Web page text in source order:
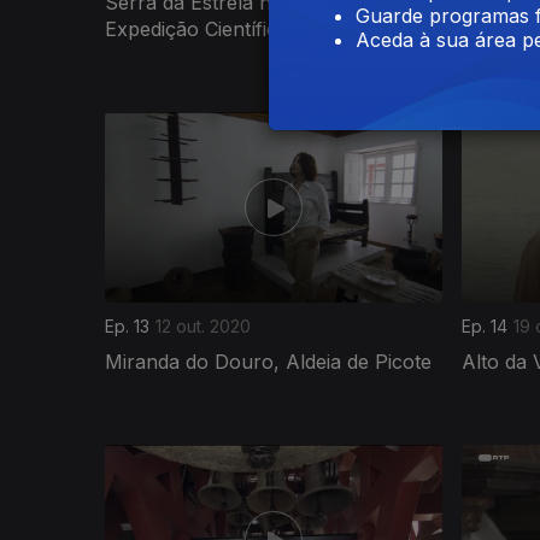
Expedição Científica de 1881
Ep. 13 12 out. 2020
Miranda do Douro, Aldeia de Picote
Ep. 14 19
Alto da
Guarde programas
Aceda à sua área